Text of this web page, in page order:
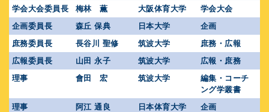
学会大会委員長 梅林 薫 大阪体育大学
学会大会
企画委員長
森丘 保典 日本大学
企画
庶務委員長
長谷川 聖修 筑波大学
庶務・広報
広報委員長
山田 永子 筑波大学
広報・庶務
理事
會田 宏 筑波大学
編集・コーチ
ング学叢書
理事
阿江 通良 日本体育大学
企画